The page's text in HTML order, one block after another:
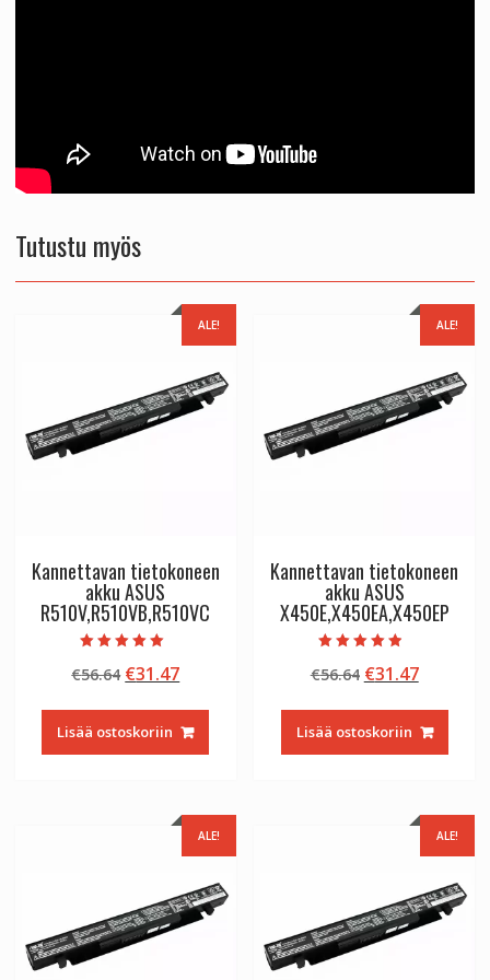
Tutustu myös
ALE!
Kannettavan tietokoneen
akku ASUS
R510V,R510VB,R510VC
tuotteesta:
5.00
€56.64 Alkuperäinen
oli:
€56.64.
€31.47Nykyinen
on:
€31.47.
Lisää ostoskoriin
ALE!
Kannettavan tietokoneen
akku ASUS
X450E,X450EA,X450EP
tuotteesta:
4.50
€56.64 Alkuperäinen
oli:
€56.64.
€31.47
on:
€31.47.
Lisää ostoskoriin
ALE! ALE!